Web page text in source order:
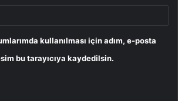
kullanılması için adım, e-posta
bu tarayıcıya kaydedilsin.